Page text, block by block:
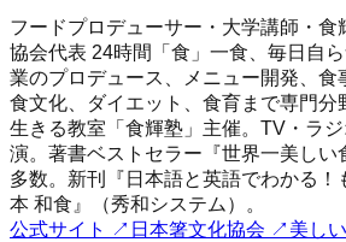
フードプロデューサー・大学講師・食
協会代表 24時間「食」一食、毎日自
業のプロデュース、メニュー開発、食
食文化、ダイエット、食育まで専門分
生きる教室「食輝塾」主催。TV・ラ
演。著書ベストセラー『世界一美しい
多数。新刊『日本語と英語でわかる！
本 和食』（秀和システム）。
公式サイト
↗ 日本箸文化協会 ↗ 美し